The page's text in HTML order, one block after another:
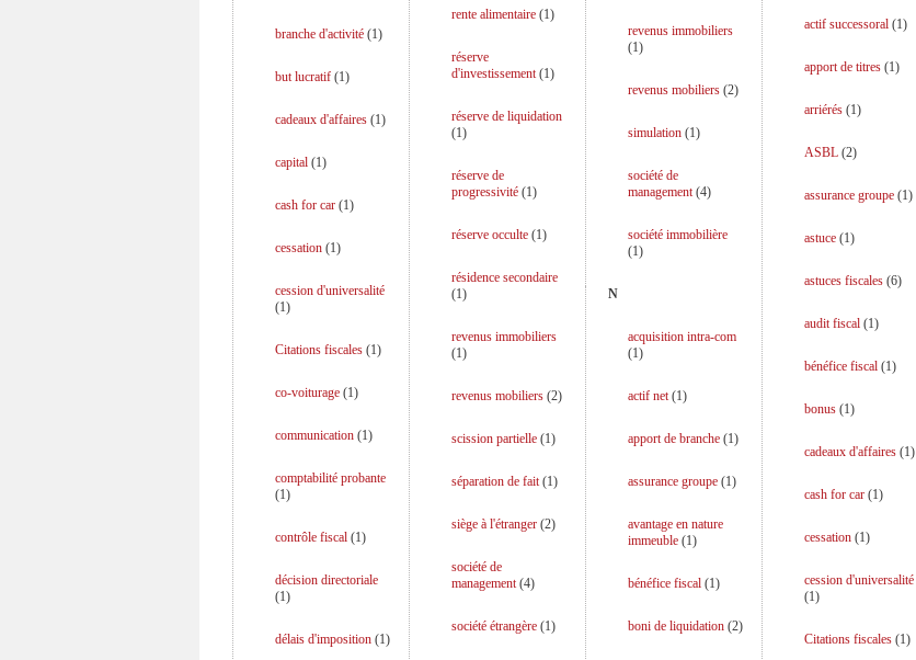
branche d'activité (1)
but lucratif (1)
cadeaux d'affaires (1)
capital (1)
cash for car (1)
cessation (1)
cession d'universalité
(1)
Citations fiscales (1)
co-voiturage (1)
communication (1)
comptabilité probante
(1)
contrôle fiscal (1)
décision directoriale
(1)
délais d'imposition (1)
rente alimentaire(1)
réserve
d'investissement(1)
réserve de liquidation
(1)
réserve de
progressivité(1)
réserve occulte(1)
résidence secondaire
(1)
revenus immobiliers
(1)
revenus mobiliers(2)
scission partielle(1)
séparation de fait(1)
siège à l'étranger(2)
société de
management(4)
société étrangère(1)
revenus immobiliers
(1)
revenus mobiliers(2)
simulation(1)
société de
management(4)
société immobilière
(1)
N
acquisition intra-com
(1)
actif net(1)
apport de branche(1)
assurance groupe(1)
avantage en nature
immeuble(1)
bénéfice fiscal(1)
boni de liquidation(2)
actif successoral(1)
apport de titres(1)
arriérés(1)
ASBL(2)
assurance groupe(1)
astuce(1)
astuces fiscales(6)
audit fiscal(1)
bénéfice fiscal(1)
bonus(1)
cadeaux d'affaires(1)
cash for car(1)
cessation(1)
cession d'universalité
(1)
Citations fiscales(1)